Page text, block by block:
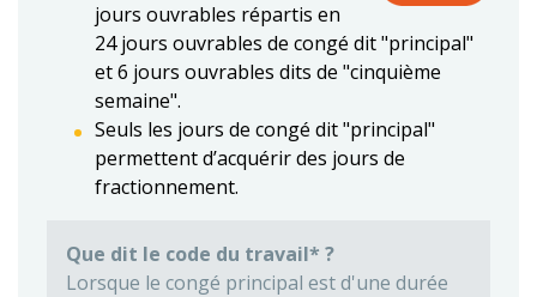
jours ouvrables répartis en
24 jours ouvrables de congé dit "principal"
et 6 jours ouvrables dits de "cinquième
semaine".
Seuls les jours de congé dit "principal"
permettent d’acquérir des jours de
fractionnement.
Que dit le code du travail* ?
Lorsque le congé principal est d'une durée